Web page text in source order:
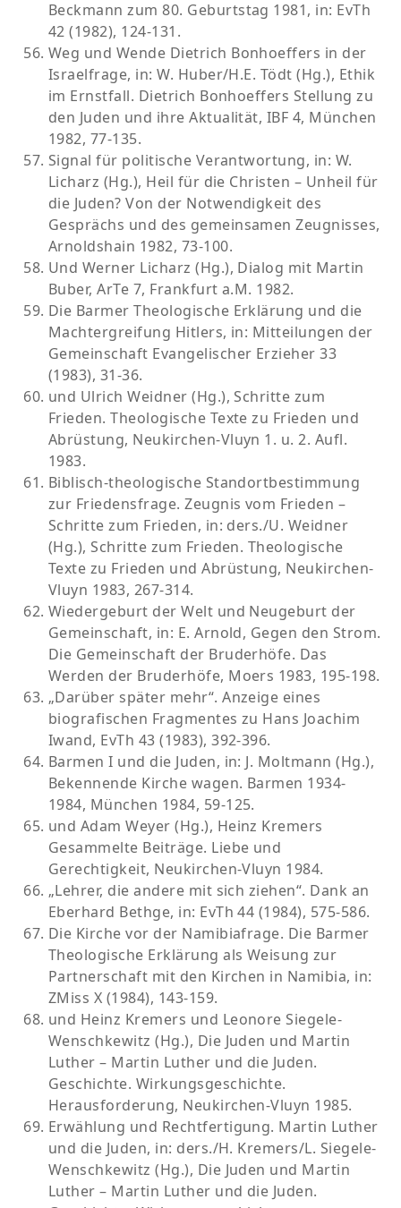
Beckmann zum 80. Geburtstag 1981, in: EvTh
42 (1982), 124-131.
Weg und Wende Dietrich Bonhoeffers in der
Israelfrage, in: W. Huber/H.E. Tödt (Hg.), Ethik
im Ernstfall. Dietrich Bonhoeffers Stellung zu
den Juden und ihre Aktualität, IBF 4, München
1982, 77-135.
Signal für politische Verantwortung, in: W.
Licharz (Hg.), Heil für die Christen – Unheil für
die Juden? Von der Notwendigkeit des
Gesprächs und des gemeinsamen Zeugnisses,
Arnoldshain 1982, 73-100.
Und Werner Licharz (Hg.), Dialog mit Martin
Buber, ArTe 7, Frankfurt a.M. 1982.
Die Barmer Theologische Erklärung und die
Machtergreifung Hitlers, in: Mitteilungen der
Gemeinschaft Evangelischer Erzieher 33
(1983), 31-36.
und Ulrich Weidner (Hg.), Schritte zum
Frieden. Theologische Texte zu Frieden und
Abrüstung, Neukirchen-Vluyn 1. u. 2. Aufl.
1983.
Biblisch-theologische Standortbestimmung
zur Friedensfrage. Zeugnis vom Frieden –
Schritte zum Frieden, in: ders./U. Weidner
(Hg.), Schritte zum Frieden. Theologische
Texte zu Frieden und Abrüstung, Neukirchen-
Vluyn 1983, 267-314.
Wiedergeburt der Welt und Neugeburt der
Gemeinschaft, in: E. Arnold, Gegen den Strom.
Die Gemeinschaft der Bruderhöfe. Das
Werden der Bruderhöfe, Moers 1983, 195-198.
„Darüber später mehr“. Anzeige eines
biografischen Fragmentes zu Hans Joachim
Iwand, EvTh 43 (1983), 392-396.
Barmen I und die Juden, in: J. Moltmann (Hg.),
Bekennende Kirche wagen. Barmen 1934-
1984, München 1984, 59-125.
und Adam Weyer (Hg.), Heinz Kremers
Gesammelte Beiträge. Liebe und
Gerechtigkeit, Neukirchen-Vluyn 1984.
„Lehrer, die andere mit sich ziehen“. Dank an
Eberhard Bethge, in: EvTh 44 (1984), 575-586.
Die Kirche vor der Namibiafrage. Die Barmer
Theologische Erklärung als Weisung zur
Partnerschaft mit den Kirchen in Namibia, in:
ZMiss X (1984), 143-159.
und Heinz Kremers und Leonore Siegele-
Wenschkewitz (Hg.), Die Juden und Martin
Luther – Martin Luther und die Juden.
Geschichte. Wirkungsgeschichte.
Herausforderung, Neukirchen-Vluyn 1985.
Erwählung und Rechtfertigung. Martin Luther
und die Juden, in: ders./H. Kremers/L. Siegele-
Wenschkewitz (Hg.), Die Juden und Martin
Luther – Martin Luther und die Juden.